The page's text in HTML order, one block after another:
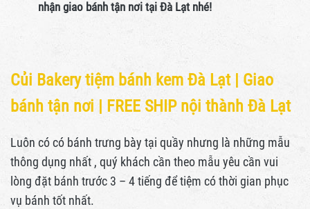
nhận giao bánh tận nơi tại Đà Lạt nhé!
Củi Bakery tiệm bánh kem Đà Lạt | Giao
bánh tận nơi | FREE SHIP nội thành Đà Lạt
Luôn có có bánh trưng bày tại quầy nhưng là những mẫu
thông dụng nhất , quý khách cần theo mẫu yêu cần vui
lòng đặt bánh trước 3 – 4 tiếng để tiệm có thời gian phục
vụ bánh tốt nhất.